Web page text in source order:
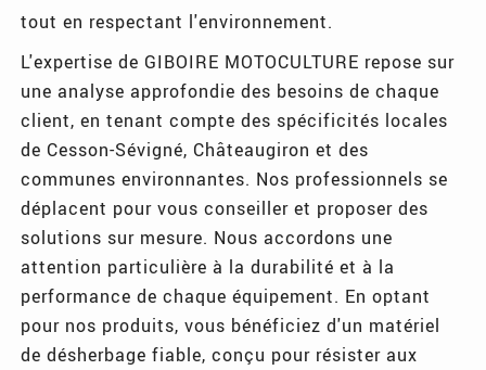
tout en respectant l'environnement.
L'expertise de GIBOIRE MOTOCULTURE repose sur
une analyse approfondie des besoins de chaque
client, en tenant compte des spécificités locales
de Cesson-Sévigné, Châteaugiron et des
communes environnantes. Nos professionnels se
déplacent pour vous conseiller et proposer des
solutions sur mesure. Nous accordons une
attention particulière à la durabilité et à la
performance de chaque équipement. En optant
pour nos produits, vous bénéficiez d'un matériel
de désherbage fiable, conçu pour résister aux